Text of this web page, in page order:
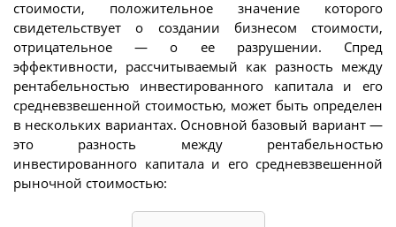
стоимости, положительное значение которого
свидетельствует о создании бизнесом стоимости,
отрицательное — о ее разрушении. Спред
эффективности, рассчитываемый как разность между
рентабельностью инвестированного капитала и его
средневзвешенной стоимостью, может быть определен
в нескольких вариантах. Основной базовый вариант —
это разность между рентабельностью
инвестированного капитала и его средневзвешенной
рыночной стоимостью: